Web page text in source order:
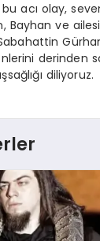
acı olay,
ve
derinden
diliyoruz.